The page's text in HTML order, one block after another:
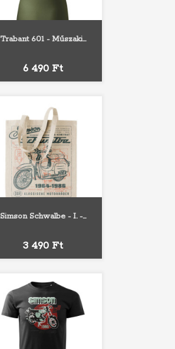
Trabant 601 - Műszaki...
Ár
6 490 Ft
Simson Schwalbe - I. -...
Ár
3 490 Ft